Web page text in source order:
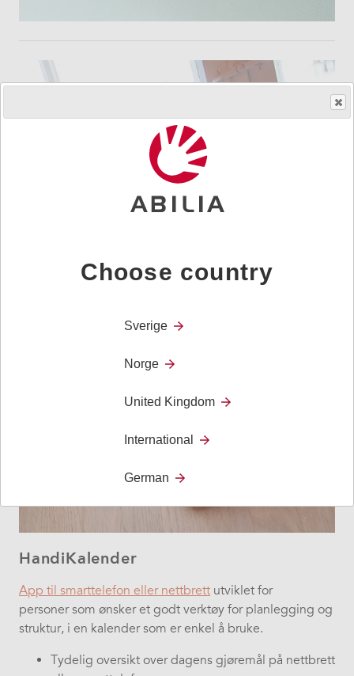
HandiKalender
App til smarttelefon eller nettbrett utviklet for
personer som ønsker et godt verktøy for planlegging og
struktur, i en kalender som er enkel å bruke.
Tydelig oversikt over dagens gjøremål på nettbrett
Choose country
Sverige
Norge
United Kingdom
International
German